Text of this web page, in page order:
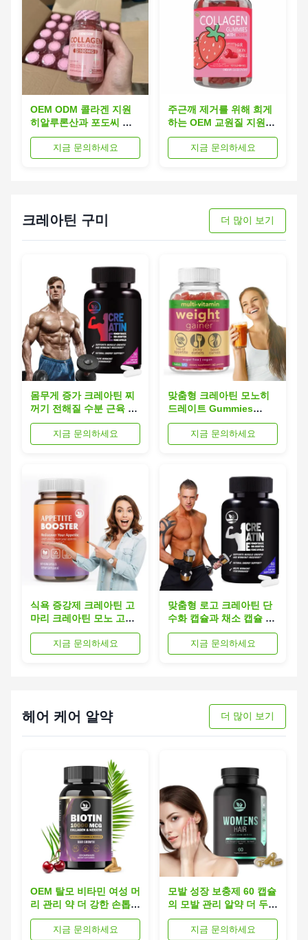
OEM ODM 콜라겐 지원
히알루론산과 포도씨 추
출액을 가진 피부와 관절
지원용 고미
지금 문의하세요
주근깨 제거를 위해 희게
하는 OEM 교원질 지원
Gummies 비타민 피부
지금 문의하세요
크레아틴 구미 더 많이 보기
몸무게 증가 크레아틴 찌
꺼기 전해질 수분 근육 펌
프 지원
지금 문의하세요
맞춤형 크레아틴 모노히
드레이트 Gummies
Protein Powder
지금 문의하세요
식욕 증강제 크레아틴 고
마리 크레아틴 모노 고마
리 체중 증가 근육을 키우
지금 문의하세요
맞춤형 로고 크레아틴 단
수화 캡슐과 채소 캡슐 에
너지 부스터와 근육 성장
을 위해지금 문의하세요
헤어 케어 알약 더 많이 보기
OEM 탈모 비타민 여성 머
리 관리 약 더 강한 손톱을
위한 보충제
지금 문의하세요
모발 성장 보충제 60 캡슐
의 모발 관리 알약 더 두꺼
운 머리카락과 덜 깨지기
지금 문의하세요